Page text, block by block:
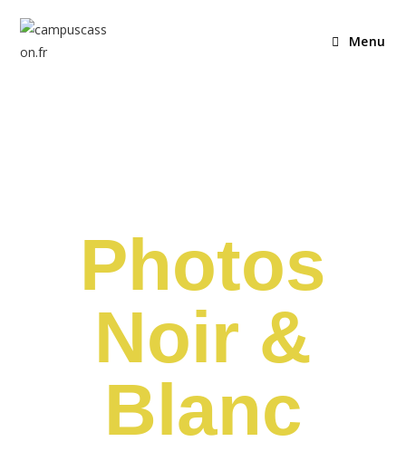
Menu
Photos
Noir &
Blanc